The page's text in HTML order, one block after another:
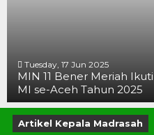
Tuesday, 17 Jun 2025
MIN 11 Bener Meriah
MI se-Aceh Tahun 2025
Artikel Kepala Madrasah